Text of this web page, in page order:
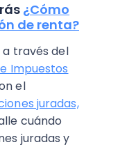
¿Cómo
de renta?
través del
Impuestos
el
juradas,
cuándo
juradas y